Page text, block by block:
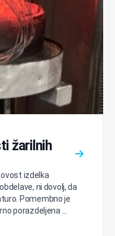
žarilnih
izdelka
ni dovolj, da
Pomembno je
porazdeljena ...